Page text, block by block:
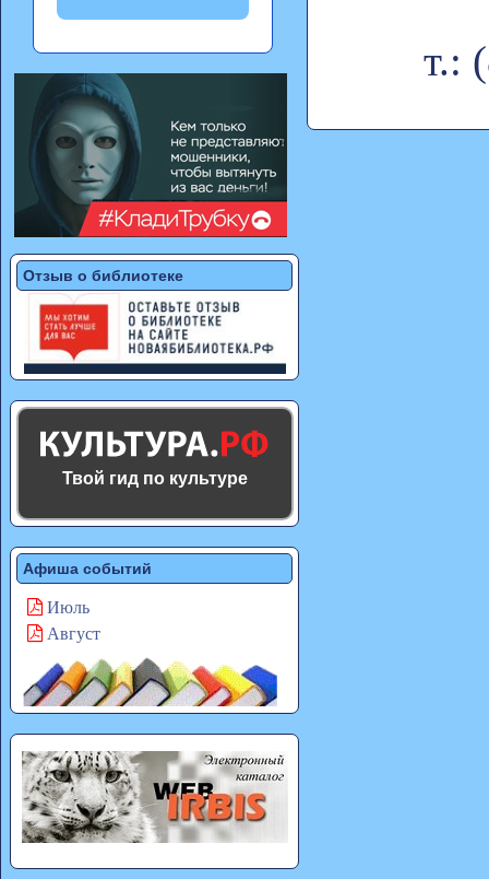
Отзыв о библиотеке
Твой гид по культуре
Афиша событий
Июль
Август
т.: